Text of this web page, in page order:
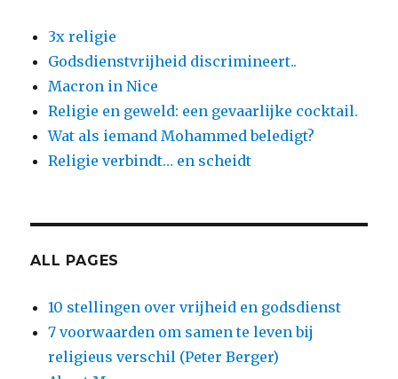
3x religie
Godsdienstvrijheid discrimineert..
Macron in Nice
Religie en geweld: een gevaarlijke cocktail.
Wat als iemand Mohammed beledigt?
Religie verbindt… en scheidt
ALL PAGES
10 stellingen over vrijheid en godsdienst
7 voorwaarden om samen te leven bij
religieus verschil (Peter Berger)